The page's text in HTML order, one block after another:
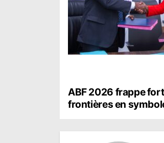
N
v
ABF 2026 frappe
frontières en